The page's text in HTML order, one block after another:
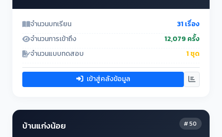
จำนวนบทเรียน
31 เรื่อง
จำนวนการเข้าถึง
12,079 ครั้ง
จำนวนแบบทดสอบ
1 ชุด
เข้าสู่คลังข้อมูล
# 50
บ้านแก่งน้อย